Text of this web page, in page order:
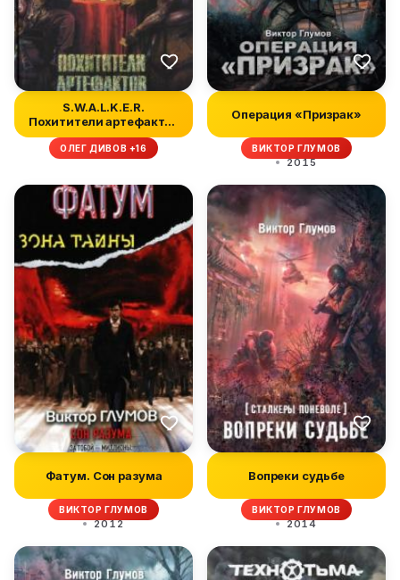
S.W.A.L.K.E.R.
Похитители артефактов
(авторская ве...
ОЛЕГ ДИВОВ +16
Операция «Призрак»
ВИКТОР ГЛУМОВ
2015
Фатум. Сон разума
ВИКТОР ГЛУМОВ
2012
Вопреки судьбе
ВИКТОР ГЛУМОВ
2014